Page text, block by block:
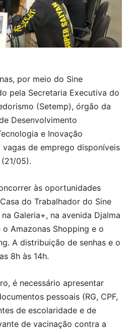
por meio do Sine
pela Secretaria Executiva do
(Setemp), órgão da
Desenvolvimento
e Inovação
de emprego disponíveis
05).
às oportunidades
do Trabalhador do Sine
Galeria+, na avenida Djalma
o Amazonas Shopping e o
A distribuição de senhas e o
8h às 14h.
é necessário apresentar
pessoais (RG, CPF,
de escolaridade e de
de vacinação contra a